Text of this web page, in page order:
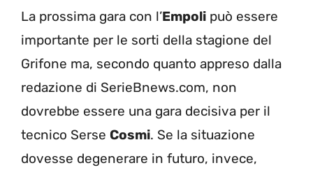
La prossima gara con l’Empoli può essere
importante per le sorti della stagione del
Grifone ma, secondo quanto appreso dalla
redazione di SerieBnews.com, non
dovrebbe essere una gara decisiva per il
tecnico Serse Cosmi. Se la situazione
dovesse degenerare in futuro, invece,